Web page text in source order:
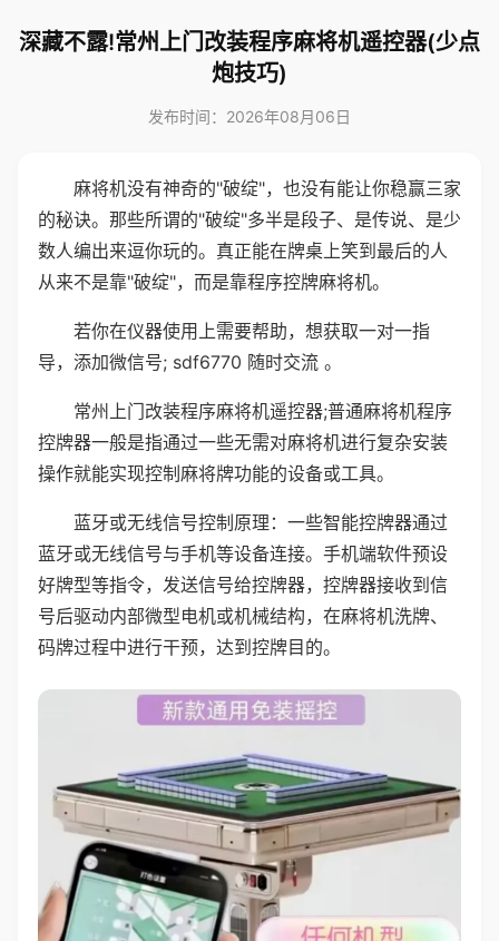
深藏不露!常州上门改装程序麻将机遥控器(少点
炮技巧)
发布时间：2026年08月06日
麻将机没有神奇的"破绽"，也没有能让你稳赢三家
的秘诀。那些所谓的"破绽"多半是段子、是传说、是少
数人编出来逗你玩的。真正能在牌桌上笑到最后的人
从来不是靠"破绽"，而是靠程序控牌麻将机。
若你在仪器使用上需要帮助，想获取一对一指
导，添加微信号; sdf6770 随时交流 。
常州上门改装程序麻将机遥控器;普通麻将机程序
控牌器一般是指通过一些无需对麻将机进行复杂安装
操作就能实现控制麻将牌功能的设备或工具。
蓝牙或无线信号控制原理：一些智能控牌器通过
蓝牙或无线信号与手机等设备连接。手机端软件预设
好牌型等指令，发送信号给控牌器，控牌器接收到信
号后驱动内部微型电机或机械结构，在麻将机洗牌、
码牌过程中进行干预，达到控牌目的。